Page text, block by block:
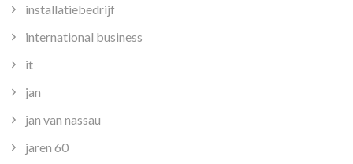
installatiebedrijf
international business
it
jan
jan van nassau
jaren 60